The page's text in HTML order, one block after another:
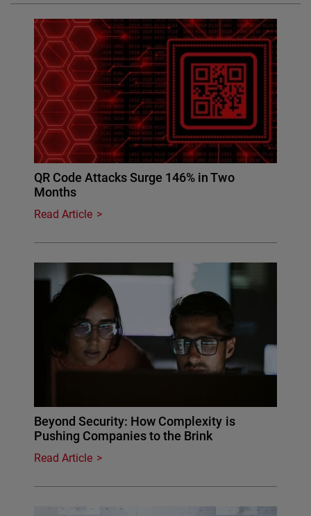
QR Code Attacks Surge 146% in Two
Months
Read Article
Beyond Security: How Complexity is
Pushing Companies to the Brink
Read Article